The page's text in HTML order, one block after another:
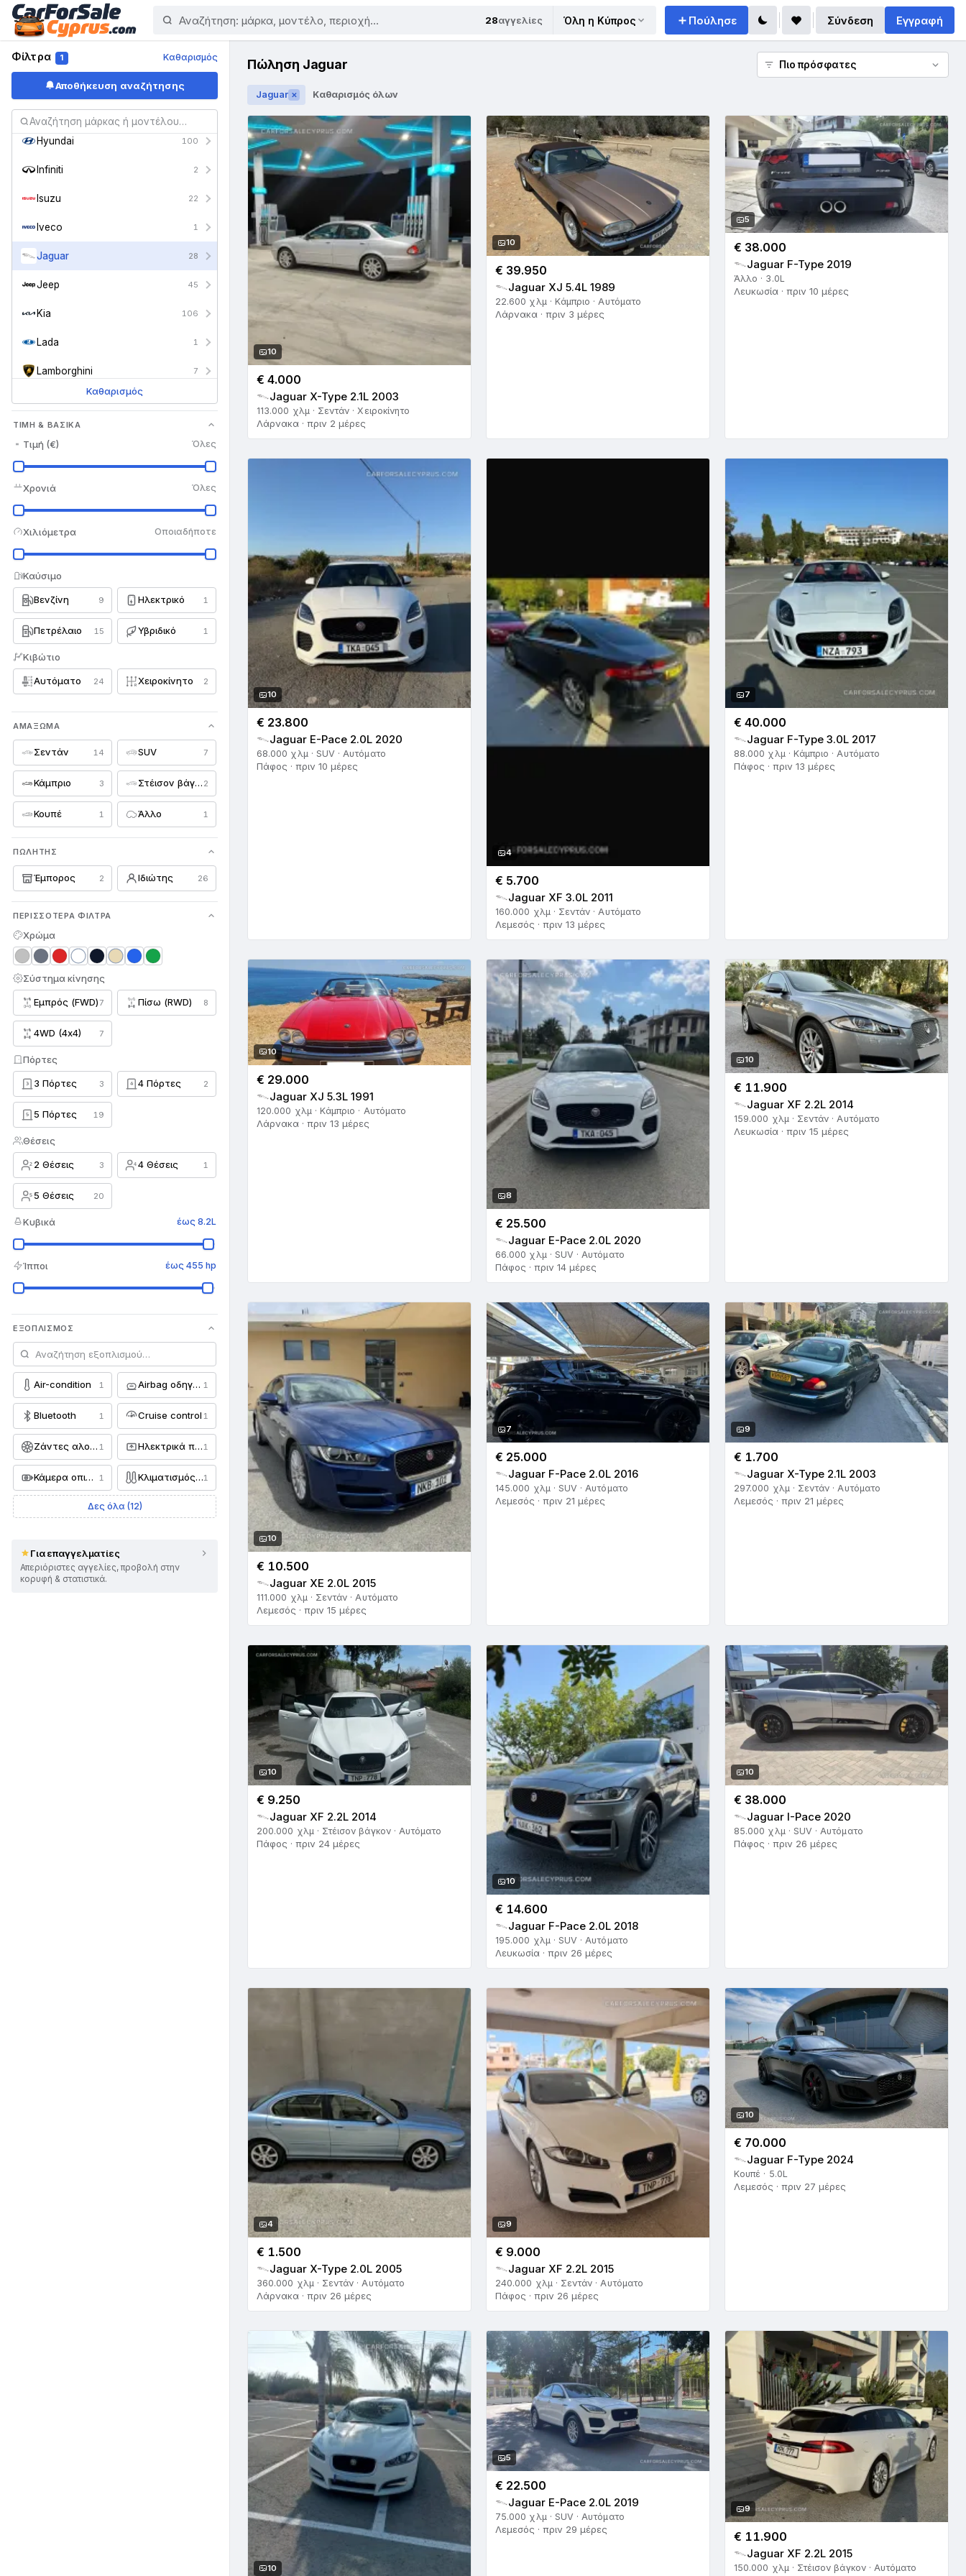
28αγγελίες Όλη η Κύπρος Πούλησε Σύνδεση Εγγραφή
Φίλτρα 1 Καθαρισμός
Αποθήκευση αναζήτησης
Ford 170
Holden 1
Honda 194
Hummer 2
Hyundai 100
Infiniti 2
Isuzu 22
Iveco 1
Jaguar 28
Jeep 45
Kia 106
Lada 1
Lamborghini 7
Lexus
Maserati 16
Mazda 397
MG
Mini
Mitsubishi
Nissan
Opel 80
Peugeot 108
Porsche
Proton 1
Renault 67
Rolls Royce 7
Seat
Skoda
Smart
SsangYong
Subaru 13
Suzuki
Tesla
Toyota
Triumph
Vauxhall
Volkswagen 238
Καθαρισμός
ΤΙΜΉ & ΒΑΣΙΚΆ
Τιμή (€) Όλες
Χρονιά Όλες
Χιλιόμετρα Οποιαδήποτε
Καύσιμο
Βενζίνη 9 Ηλεκτρικό 1
Πετρέλαιο 15 Υβριδικό 1
Κιβώτιο
Αυτόματο 24 Χειροκίνητο 2
ΑΜΆΞΩΜΑ
Σεντάν 14 SUV 7
Κάμπριο 3 Στέισον βάγκον 2
Κουπέ 1 Άλλο 1
ΠΩΛΗΤΉΣ
Έμπορος 2 Ιδιώτης 26
ΠΕΡΙΣΣΌΤΕΡΑ ΦΊΛΤΡΑ
Χρώμα
Σύστημα κίνησης
Εμπρός (FWD)7 Πίσω (RWD) 8
4WD (4x4) 7
Πόρτες
3 3 Πόρτες 3 4 4 Πόρτες 2
5 5 Πόρτες 19
Θέσεις
2 2 Θέσεις 3 4 4 Θέσεις 1
5 5 Θέσεις 20
Κυβικά έως 8.2L
Ίπποι έως 455 hp
ΕΞΟΠΛΙΣΜΌΣ
Air-condition 1 Airbag οδηγού 1
Bluetooth 1 Cruise control 1
Ζάντες αλουμινίου 1 Ηλεκτρικά παράθυρα 1
Κάμερα οπισθοπορείας 1 Κλιματισμός dual-zone1
Δες όλα (12)
Για επαγγελματίες
Απεριόριστες αγγελίες, προβολή στην
κορυφή & στατιστικά.
Πώληση Jaguar
Jaguar ✕ Καθαρισμός όλων
10
€ 4.000
Jaguar X-Type 2.1L 2003
113.000 χλμ · Σεντάν · Χειροκίνητο
Λάρνακα · πριν 2 μέρες
10
€ 39.950
Jaguar XJ 5.4L 1989
22.600 χλμ · Κάμπριο · Αυτόματο
Λάρνακα · πριν 3 μέρες
5
€ 38.000
Jaguar F-Type 2019
Άλλο · 3.0L
Λευκωσία · πριν 10 μέρες
10
€ 23.800
Jaguar E-Pace 2.0L 2020
68.000 χλμ · SUV · Αυτόματο
Πάφος · πριν 10 μέρες
4
€ 5.700
Jaguar XF 3.0L 2011
160.000 χλμ · Σεντάν · Αυτόματο
Λεμεσός · πριν 13 μέρες
7
€ 40.000
Jaguar F-Type 3.0L 2017
88.000 χλμ · Κάμπριο · Αυτόματο
Πάφος · πριν 13 μέρες
10
€ 29.000
Jaguar XJ 5.3L 1991
120.000 χλμ · Κάμπριο · Αυτόματο
Λάρνακα · πριν 13 μέρες
8
€ 25.500
Jaguar E-Pace 2.0L 2020
66.000 χλμ · SUV · Αυτόματο
Πάφος · πριν 14 μέρες
10
€ 11.900
Jaguar XF 2.2L 2014
159.000 χλμ · Σεντάν · Αυτόματο
Λευκωσία · πριν 15 μέρες
10
€ 10.500
Jaguar XE 2.0L 2015
111.000 χλμ · Σεντάν · Αυτόματο
Λεμεσός · πριν 15 μέρες
7
€ 25.000
Jaguar F-Pace 2.0L 2016
145.000 χλμ · SUV · Αυτόματο
Λεμεσός · πριν 21 μέρες
9
€ 1.700
Jaguar X-Type 2.1L 2003
297.000 χλμ · Σεντάν · Αυτόματο
Λεμεσός · πριν 21 μέρες
10
€ 9.250
Jaguar XF 2.2L 2014
200.000 χλμ · Στέισον βάγκον · Αυτόματο
Πάφος · πριν 24 μέρες
10
€ 14.600
Jaguar F-Pace 2.0L 2018
195.000 χλμ · SUV · Αυτόματο
Λευκωσία · πριν 26 μέρες
10
€ 38.000
Jaguar I-Pace 2020
85.000 χλμ · SUV · Αυτόματο
Πάφος · πριν 26 μέρες
4
€ 1.500
Jaguar X-Type 2.0L 2005
360.000 χλμ · Σεντάν · Αυτόματο
Λάρνακα · πριν 26 μέρες
9
€ 9.000
Jaguar XF 2.2L 2015
240.000 χλμ · Σεντάν · Αυτόματο
Πάφος · πριν 26 μέρες
10
€ 70.000
Jaguar F-Type 2024
Κουπέ · 5.0L
Λεμεσός · πριν 27 μέρες
10
5
€ 22.500
Jaguar E-Pace 2.0L 2019
75.000 χλμ · SUV · Αυτόματο
Λεμεσός · πριν 29 μέρες
9
€ 11.900
Jaguar XF 2.2L 2015
150.000 χλμ · Στέισον βάγκον · Αυτόματο